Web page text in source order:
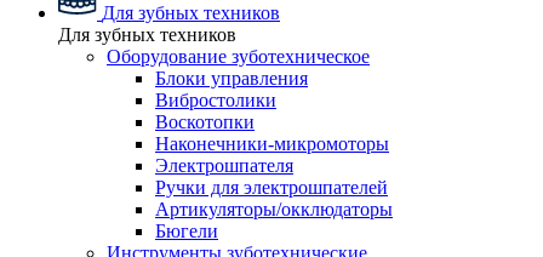
Для зубных техников
Для зубных техников
Оборудование зуботехническое
Блоки управления
Вибростолики
Воскотопки
Наконечники-микромоторы
Электрошпателя
Ручки для электрошпателей
Артикуляторы/окклюдаторы
Бюгели
Инструменты зуботехнические